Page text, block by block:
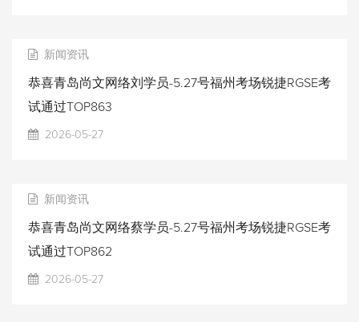
新闻资讯
恭喜青岛尚文网络刘学员-5.27号福州考场锐捷RGSE考
试通过TOP863
2026-05-27
新闻资讯
恭喜青岛尚文网络蔡学员-5.27号福州考场锐捷RGSE考
试通过TOP862
2026-05-27